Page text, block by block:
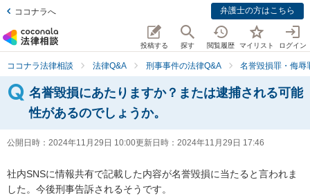
ココナラへ 弁護士の方はこちら
投稿する 探す 閲覧履歴 マイリスト ログイン
ココナラ法律相談 法律Q&A 刑事事件の法律Q&A 名誉毀損罪・侮辱
名誉毀損にあたりますか？または逮捕される可能
性があるのでしょうか。
公開日時： 2024年11月29日 10:00更新日時： 2024年11月29日 17:46
社内SNSに情報共有で記載した内容が名誉毀損に当たると言われま
した。今後刑事告訴されるそうです。